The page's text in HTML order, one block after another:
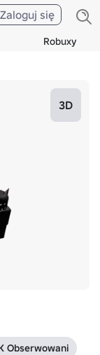
Robuxy
Zaloguj się
3D
Obserwowani